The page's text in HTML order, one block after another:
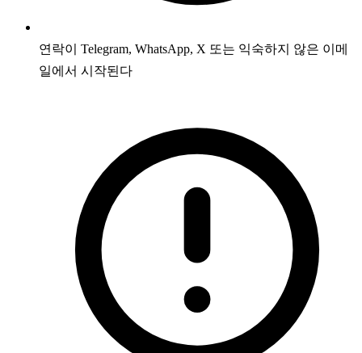
연락이 Telegram, WhatsApp, X 또는 익숙하지 않은 이메
일에서 시작된다